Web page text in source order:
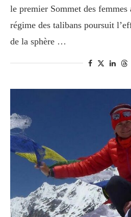
le premier Sommet des
régime des talibans poursuit
de la sphère …